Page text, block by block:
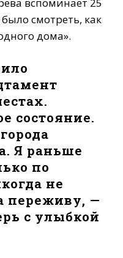
вспоминает 25
смотреть, как
дома».
состояние.
Я раньше
по
не
переживу, —
с улыбкой